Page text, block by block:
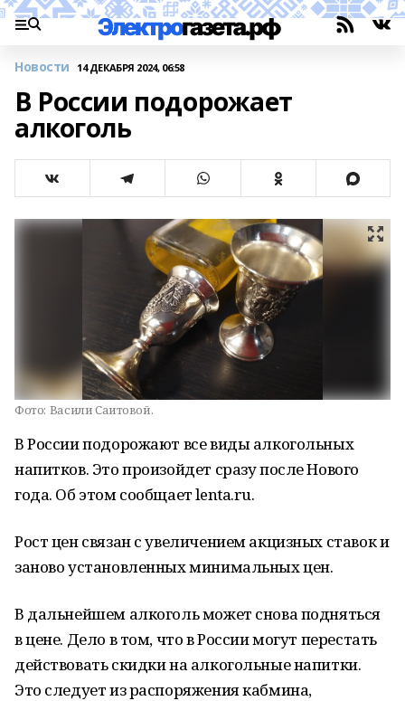
Новости 14 ДЕКАБРЯ 2024, 06:58
В России подорожает
алкоголь
Фото: Васили Саитовой.
В России подорожают все виды алкогольных
напитков. Это произойдет сразу после Нового
года. Об этом сообщает lenta.ru.
Рост цен связан с увеличением акцизных ставок и
заново установленных минимальных цен.
В дальнейшем алкоголь может снова подняться
в цене. Дело в том, что в России могут перестать
действовать скидки на алкогольные напитки.
Это следует из распоряжения кабмина,